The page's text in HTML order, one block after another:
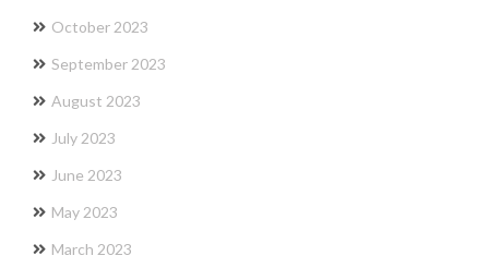
October 2023
September 2023
August 2023
July 2023
June 2023
May 2023
March 2023